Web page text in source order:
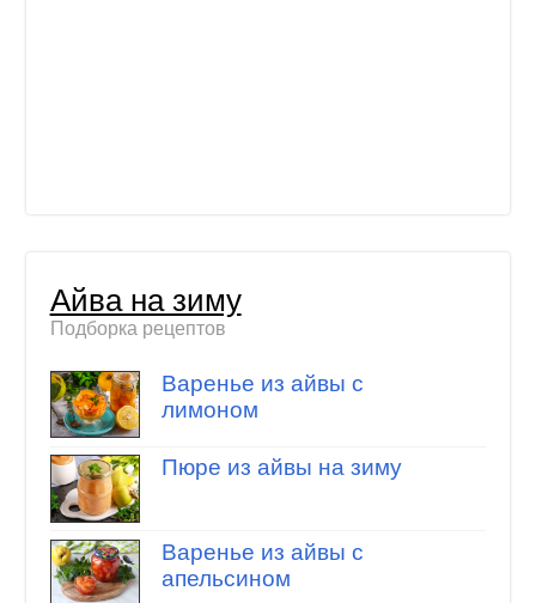
Айва на зиму
Подборка рецептов
Варенье из айвы с
лимоном
Пюре из айвы на зиму
Варенье из айвы с
апельсином